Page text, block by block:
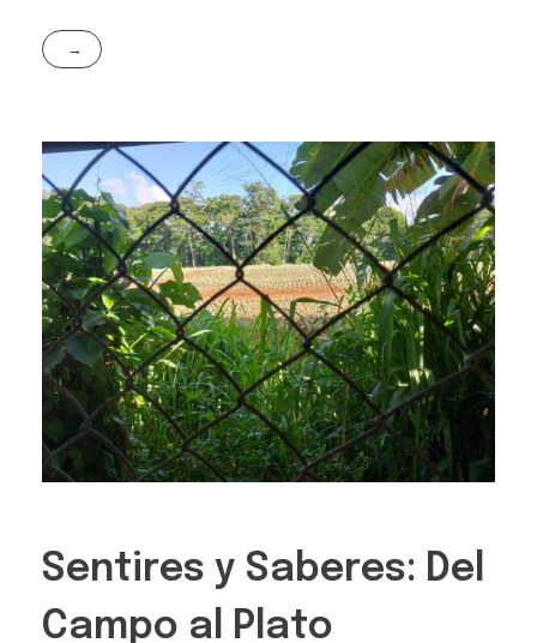
Sentires y Saberes: Del
Campo al Plato